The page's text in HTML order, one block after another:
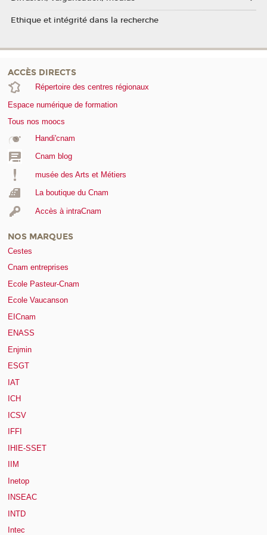
Ethique et intégrité dans la recherche
ACCÈS DIRECTS
Répertoire des centres régionaux
Espace numérique de formation
Tous nos moocs
Handi'cnam
Cnam blog
musée des Arts et Métiers
La boutique du Cnam
Accès à intraCnam
NOS MARQUES
Cestes
Cnam entreprises
Ecole Pasteur-Cnam
Ecole Vaucanson
EICnam
ENASS
Enjmin
ESGT
IAT
ICH
ICSV
IFFI
IHIE-SSET
IIM
Inetop
INSEAC
INTD
Intec